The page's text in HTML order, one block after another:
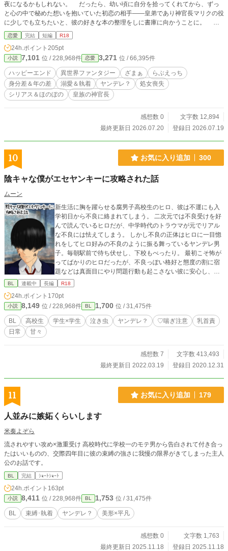
夜になるかもしれない。 だったら、幼い頃に自分を拾ってくれてから、ずっ
と心の中で秘めた想いを抱いていた初恋の相手――皇弟であり神官長マリクの役
に少しでも立ちたいと、彼の好きな本の整理をしに書庫に向かうことに。 そ
こでたまたまマリクと出会ったアンネは、最後の晩餐を二人でとることになった
のだが……マリクの様子が豹変して――？ ※Ｒ18には※ ※7/5世界滅亡の予言
の日までに投稿したくて書きました。 ※思い付きなので、ふんわり設定。脱衣
とか無理矢理とか何でも許せる人向け。 ※ムーンライトノベルズの完結作品。
※人外（魔王） ※本編1万字数前後のさくっと読める短編です。 ※マリクsideも
あります。ヤンデレエンド派はどうぞお読みくださいませ。
恋愛 完結 短編 R18
24h.ポイント 205pt
小説 7,101 位 / 228,968件 恋愛 3,271 位 / 66,395件
ハッピーエンド 異世界ファンタジー ざまぁ
らぶえっち
身分差＆年の差
溺愛＆執着 ヤンデレ？
処女喪失
シリアス＆ほのぼの
皇族の神官長
感想数 0
文字数 12,894
最終更新日 2026.07.20
登録日 2026.07.19
10 お気に入り追加 300
陰キャな僕がエセヤンキーに攻略された話
ムーン
新生活に胸を躍らせる腐男子高校生のヒロ、彼は不運にも入
学初日から不良に絡まれてしまう。 二次元では不良受けを好
んで読んでいるヒロだが、中学時代のトラウマが元でリアル
な不良には怯えてしまう。 しかし不良の正体はヒロに一目惚
れをしてヒロ好みの不良のように振る舞っているヤンデレ男
子。毎朝駅前で待ち伏せし、下校もべったり。 最初こそ怖が
ってばかりのヒロだったが、不良っぽい格好と態度の割に宿
題などは真面目にやり問題行動も起こさない彼に安心し、
段々と友情を深めていく。 恐怖心が消えるとヒロは元々見た
を送るようになる。 そんなある日、彼の泣き顔を見てしまい
ヒロの泣き顔フェチが暴走し── ── ──── ────── 泣き顔
フェチのメカクレ男子×すぐボロを出す泣き虫エセヤンキー
の、ピュア恋ＢＬ ※♡記号使用アリ。 ※タイトルに♡記号の
BL 連載中 長編 R18
24h.ポイント 170pt
小説 8,149 位 / 228,968件 BL 1,700 位 / 31,475件
BL 高校生 学生×学生 泣き虫 ヤンデレ？ ♡喘ぎ注意
乳首責
日常
甘々
感想数 7
文字数 413,493
最終更新日 2022.03.19
登録日 2020.12.31
11 お気に入り追加 179
人並みに嫉妬くらいします
米奏よぞら
流されやすい攻め×激重受け 高校時代に学校一のモテ男から告白されて付き合っ
たはいいものの、交際四年目に彼の束縛の強さに我慢の限界がきてしまった主人
公のお話です。
BL 完結 ｼｮｰﾄｼｮｰﾄ
24h.ポイント 163pt
小説 8,411 位 / 228,968件 BL 1,753 位 / 31,475件
BL 束縛･執着 ヤンデレ？ 美形×平凡
感想数 0
文字数 1,763
最終更新日 2025.11.18
登録日 2025.11.18